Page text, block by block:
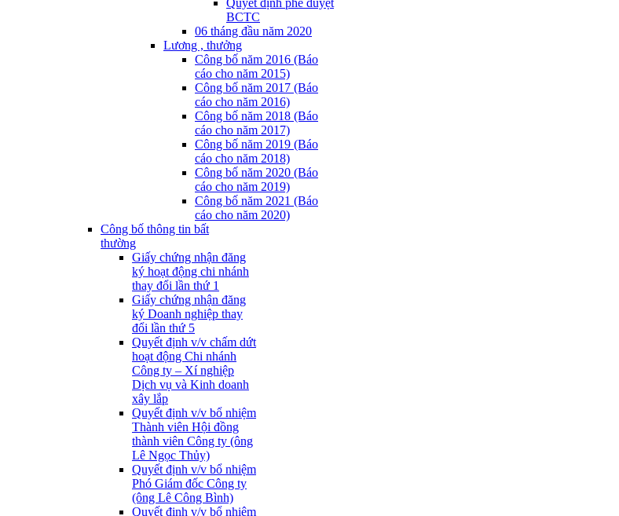
Quyết định phê duyệt
BCTC
06 tháng đầu năm 2020
Lương , thưởng
Công bố năm 2016 (Báo
cáo cho năm 2015)
Công bố năm 2017 (Báo
cáo cho năm 2016)
Công bố năm 2018 (Báo
cáo cho năm 2017)
Công bố năm 2019 (Báo
cáo cho năm 2018)
Công bố năm 2020 (Báo
cáo cho năm 2019)
Công bố năm 2021 (Báo
cáo cho năm 2020)
Công bố thông tin bất
thường
Giấy chứng nhận đăng
ký hoạt động chi nhánh
thay đổi lần thứ 1
Giấy chứng nhận đăng
ký Doanh nghiệp thay
đổi lần thứ 5
Quyết định v/v chấm dứt
hoạt động Chi nhánh
Công ty – Xí nghiệp
Dịch vụ và Kinh doanh
xây lắp
Quyết định v/v bổ nhiệm
Thành viên Hội đồng
thành viên Công ty (ông
Lê Ngọc Thủy)
Quyết định v/v bổ nhiệm
Phó Giám đốc Công ty
(ông Lê Công Bình)
Quyết định v/v bổ nhiệm